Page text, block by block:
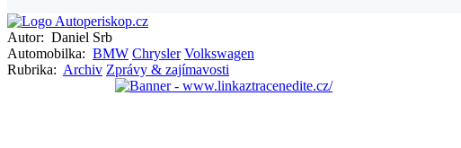
Autor: Daniel Srb
Automobilka: BMW Chrysler Volkswagen
Rubrika: Archiv Zprávy & zajímavosti